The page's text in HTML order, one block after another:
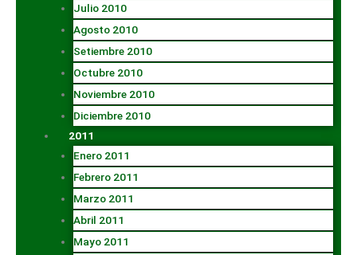
Julio 2010
Agosto 2010
Setiembre 2010
Octubre 2010
Noviembre 2010
Diciembre 2010
2011
Enero 2011
Febrero 2011
Marzo 2011
Abril 2011
Mayo 2011